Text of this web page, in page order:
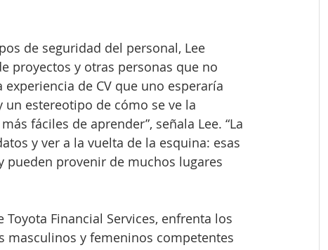
de seguridad del personal, Lee
proyectos y otras personas que no
de CV que uno esperaría
un estereotipo de cómo se ve la
fáciles de aprender”, señala Lee. “La
y ver a la vuelta de la esquina: esas
provenir de muchos lugares
Financial Services, enfrenta los
masculinos y femeninos competentes